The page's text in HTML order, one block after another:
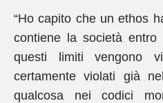
“Ho capito che un ethos
contiene la società
questi limiti vengono
certamente violati già
qualcosa nei codici